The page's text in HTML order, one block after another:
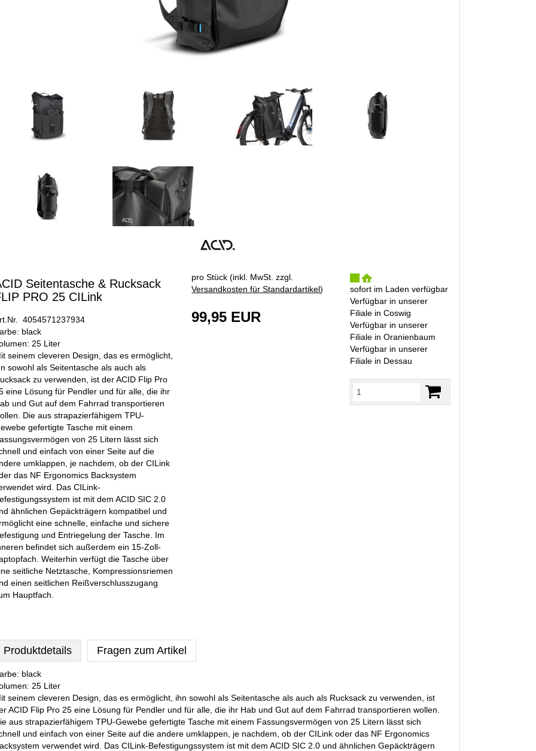
Seitentasche & Rucksack
PRO 25 CILink
4054571237934
black
25 Liter
seinem cleveren Design, das es ermöglicht,
sowohl als Seitentasche als auch als
zu verwenden, ist der ACID Flip Pro
eine Lösung für Pendler und für alle, die ihr
und Gut auf dem Fahrrad transportieren
Die aus strapazierfähigem TPU-
gefertigte Tasche mit einem
von 25 Litern lässt sich
und einfach von einer Seite auf die
umklappen, je nachdem, ob der CILink
das NF Ergonomics Backsystem
wird. Das CILink-
ist mit dem ACID SIC 2.0
ähnlichen Gepäckträgern kompatibel und
eine schnelle, einfache und sichere
und Entriegelung der Tasche. Im
befindet sich außerdem ein 15-Zoll-
Weiterhin verfügt die Tasche über
seitliche Netztasche, Kompressionsriemen
einen seitlichen Reißverschlusszugang
Hauptfach.
pro Stück (inkl. MwSt. zzgl.
Versandkosten für Standardartikel)
99,95 EUR
sofort im Laden verfügbar
Verfügbar in unserer
Filiale in Coswig
Verfügbar in unserer
Filiale in Oranienbaum
Verfügbar in unserer
Filiale in Dessau
Produktdetails Fragen zum Artikel
black
25 Liter
seinem cleveren Design, das es ermöglicht, ihn sowohl als Seitentasche als auch als Rucksack zu verwenden, ist
ACID Flip Pro 25 eine Lösung für Pendler und für alle, die ihr Hab und Gut auf dem Fahrrad transportieren wollen.
aus strapazierfähigem TPU-Gewebe gefertigte Tasche mit einem Fassungsvermögen von 25 Litern lässt sich
und einfach von einer Seite auf die andere umklappen, je nachdem, ob der CILink oder das NF Ergonomics
verwendet wird. Das CILink-Befestigungssystem ist mit dem ACID SIC 2.0 und ähnlichen Gepäckträgern